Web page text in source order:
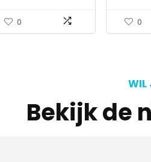
0 0
WIL
Bekijk de